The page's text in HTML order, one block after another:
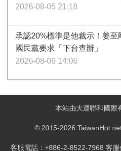
2026-08-05 21:18
承認20%標準是他裁示！姜
國民黨要求「下台查辦」
2026-08-06 14:06
本站由大運聯和國際
© 2015-2026
客服電話：+886-2-8522-7968 客